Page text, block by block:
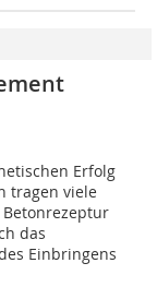
Erfolg
tragen viele
das
Einbringens